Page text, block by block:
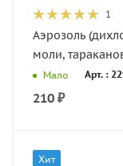
1
Аэрозоль
моли,
Мало Арт. :
210 ₽
Хит